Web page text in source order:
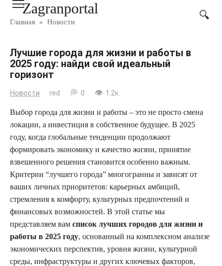
ПерейтиZagranportal
Главная » Новости
Лучшие города для жизни и работы в
2025 году: найди свой идеальный
горизонт
Новости red 0 1.2к.
Выбор города для жизни и работы – это не просто смена
локации, а инвестиция в собственное будущее. В 2025
году, когда глобальные тенденции продолжают
формировать экономику и качество жизни, принятие
взвешенного решения становится особенно важным.
Критерии “лучшего города” многогранны и зависят от
ваших личных приоритетов: карьерных амбиций,
стремления к комфорту, культурных предпочтений и
финансовых возможностей. В этой статье мы
представляем вам список лучших городов для жизни и
работы в 2025 году, основанный на комплексном анализе
экономических перспектив, уровня жизни, культурной
среды, инфраструктуры и других ключевых факторов,